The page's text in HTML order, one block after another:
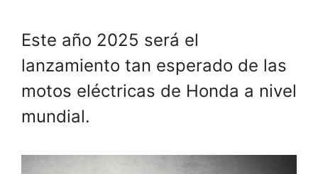
Este año 2025 será el
lanzamiento tan esperado de las
motos eléctricas de Honda a nivel
mundial.